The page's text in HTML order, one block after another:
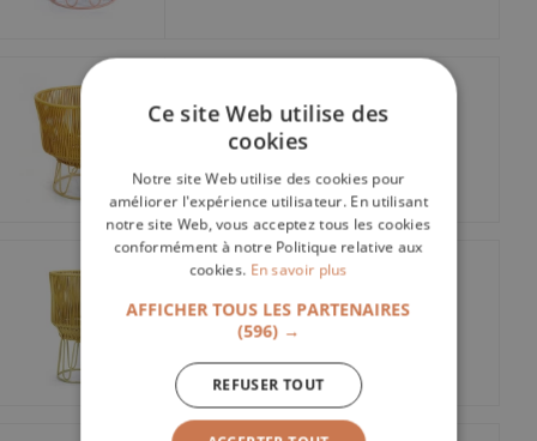
Pot Circo 3
699,00€
Pot Circo 2
Ce site Web utilise des
cookies
Notre site Web utilise des cookies pour
améliorer l'expérience utilisateur. En utilisant
notre site Web, vous acceptez tous les cookies
conformément à notre Politique relative aux
cookies. En savoir plus
AFFICHER TOUS LES PARTENAIRES
(596) →
REFUSER TOUT